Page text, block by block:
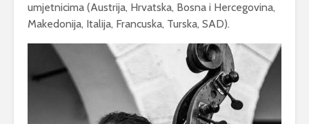
umjetnicima (Austrija, Hrvatska, Bosna i Hercegovina,
Makedonija, Italija, Francuska, Turska, SAD).